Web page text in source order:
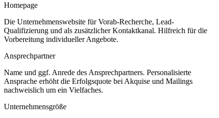
Homepage
Die Unternehmenswebsite für Vorab-Recherche, Lead-
Qualifizierung und als zusätzlicher Kontaktkanal. Hilfreich für die
Vorbereitung individueller Angebote.
Ansprechpartner
Name und ggf. Anrede des Ansprechpartners. Personalisierte
Ansprache erhöht die Erfolgsquote bei Akquise und Mailings
nachweislich um ein Vielfaches.
Unternehmensgröße